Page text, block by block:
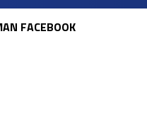
FACEBOOK